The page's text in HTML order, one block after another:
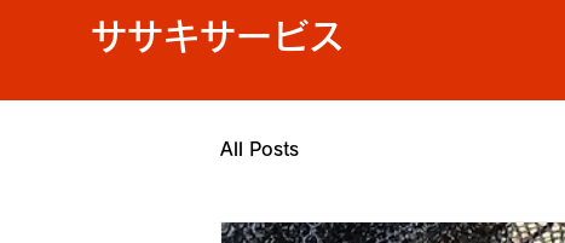
ササキサービス
All Posts